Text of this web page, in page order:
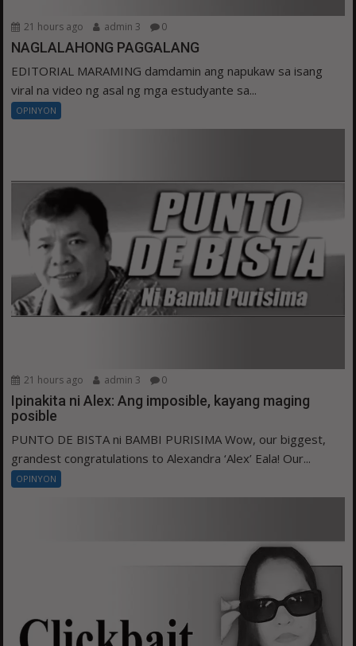
21 hours ago admin 3 0
NAGLALAHONG PAGGALANG
EDITORIAL MARAMING damdamin ang napukaw sa isang
viral na video ng asal ng mga estudyante sa...
OPINYON
21 hours ago admin 3 0
Ipinakita ni Alex: Ang imposible, kayang maging
posible
PUNTO DE BISTA ni BAMBI PURISIMA Wow, our biggest,
grandest congratulations to Alexandra ‘Alex’ Eala! Our...
OPINYON